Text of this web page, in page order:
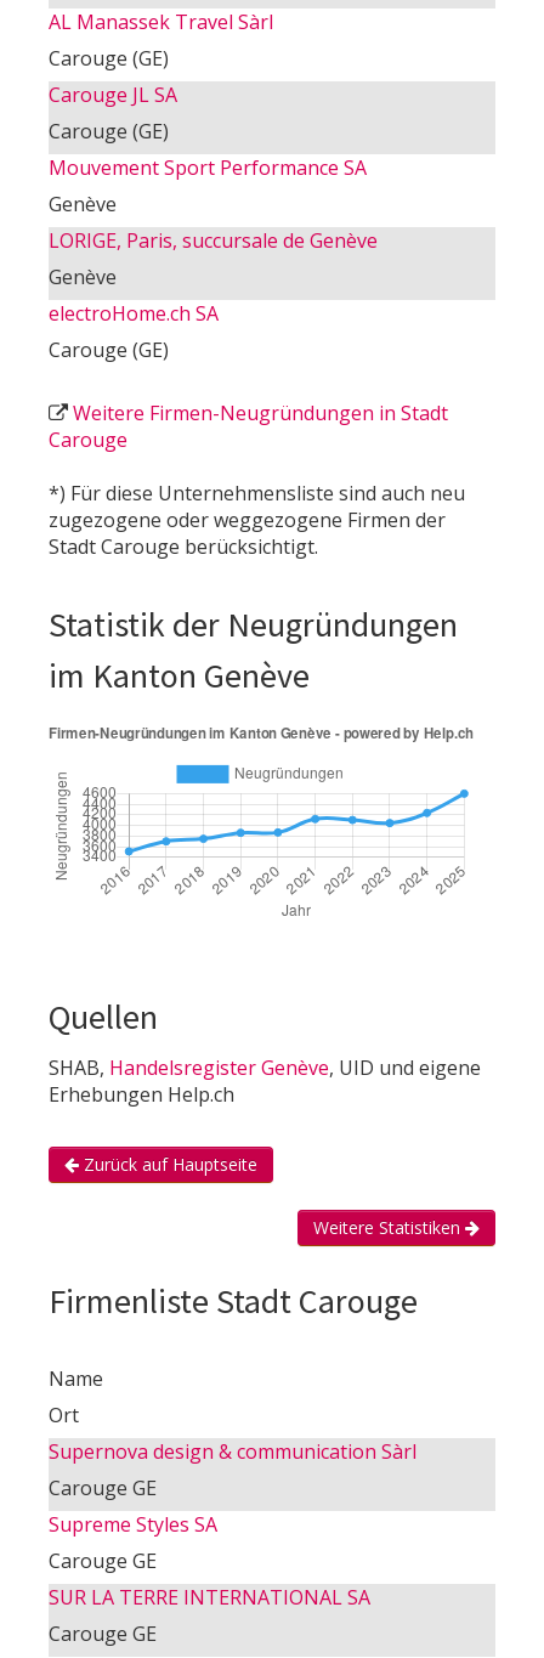
AL Manassek Travel Sàrl
Carouge (GE)
Carouge JL SA
Carouge (GE)
Mouvement Sport Performance SA
Genève
LORIGE, Paris, succursale de Genève
Genève
electroHome.ch SA
Carouge (GE)
Weitere Firmen-Neugründungen in Stadt
Carouge
*) Für diese Unternehmensliste sind auch neu
zugezogene oder weggezogene Firmen der
Stadt Carouge berücksichtigt.
Statistik der Neugründungen
im Kanton Genève
Quellen
SHAB, Handelsregister Genève, UID und eigene
Erhebungen Help.ch
Zurück auf Hauptseite
Weitere Statistiken
Firmenliste Stadt Carouge
Name
Ort
Supernova design & communication Sàrl
Carouge GE
Supreme Styles SA
Carouge GE
SUR LA TERRE INTERNATIONAL SA
Carouge GE